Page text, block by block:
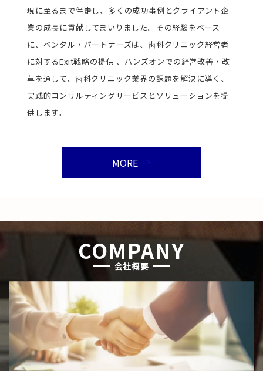
現に至るまで伴走し、多くの成功事例とクライアント企
業の成長に貢献してまいりました。その経験をベース
に、ベンタル・パートナーズは、歯科クリニック経営者
に対するExit戦略の提供 、ハンズオンでの経営改善・改
革を通して、歯科クリニック業界の課題を解決に導く、
実践的コンサルティングサービスとソリューションを提
供します。
MORE
COMPANY
会社概要